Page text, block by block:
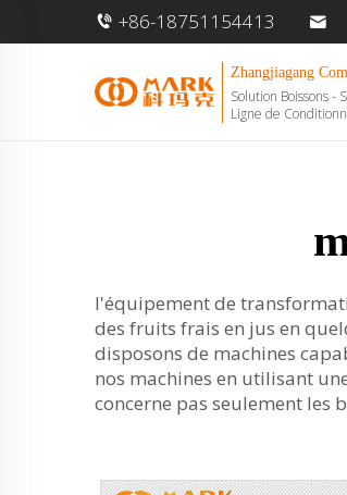
+86-18751154413
Zhangjiagang
Solution Boissons -
Ligne de
l'équipement de
des fruits frais en jus en
disposons de machines
nos machines en utilisant
concerne pas seulement les